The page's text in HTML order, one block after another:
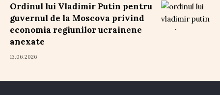
Ordinul lui Vladimir Putin pentru
guvernul de la Moscova privind
economia regiunilor ucrainene
anexate
13.06.2026